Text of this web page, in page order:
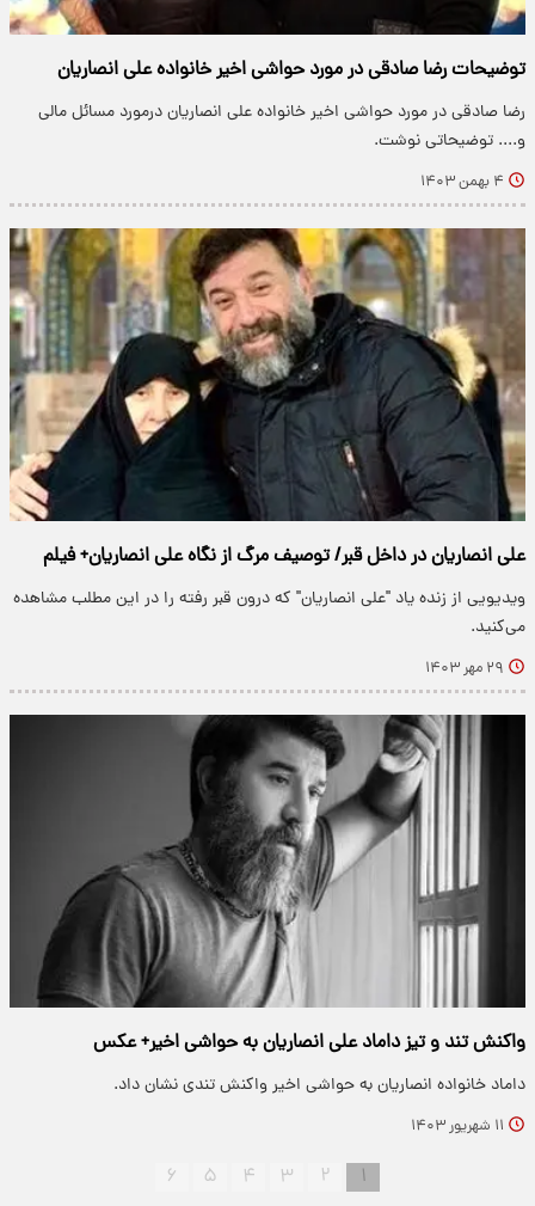
توضیحات رضا صادقی در مورد حواشی اخیر خانواده علی انصاریان
رضا صادقی در مورد حواشی اخیر خانواده علی انصاریان درمورد مسائل مالی
و.... توضیحاتی نوشت.
۴ بهمن ۱۴۰۳
علی انصاریان در داخل قبر/ توصیف مرگ از نگاه علی انصاریان+ فیلم
ویدیویی از زنده یاد "علی انصاریان" که درون قبر رفته را در این مطلب مشاهده
می‌کنید.
۲۹ مهر ۱۴۰۳
واکنش تند و تیز داماد علی انصاریان به حواشی اخیر+ عکس
داماد خانواده انصاریان به حواشی اخیر واکنش تندی نشان داد.
۱۱ شهریور ۱۴۰۳
۱ ۲ ۳ ۴ ۵ ۶